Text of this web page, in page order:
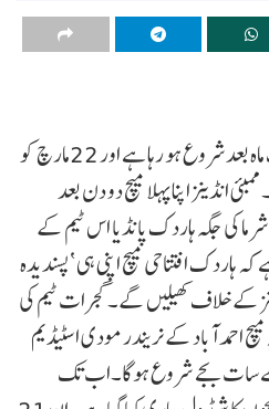
نئی دہلی : آئی پی ایل 2024 ایک ماہ بعدشروع ہو رہا ہے اور 22مارچ کو
انڈینز اپنا پہلا میچ دو دن بعد
شرما کی جگہ ہاردک پانڈیا اس ٹیم کے
افتتاحی میچ اپنی ہی ‘پسندیدہ
کے خلاف کھیلیں گے۔ گجرات ٹیم کی
آباد کے نریندر مودی اسٹیڈیم
سات بجے شروع ہوگا۔اب تک